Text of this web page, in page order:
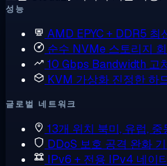
성능
AMD EPYC + DDR5 최
순수 NVMe 스토리지
10 Gbps Bandwidth 고
KVM 가상화 진정한 하
글로벌 네트워크
13개 위치 북미, 유럽, 중
DDoS 보호 공격 완화
IPv6 + 전용 IPv4 네이